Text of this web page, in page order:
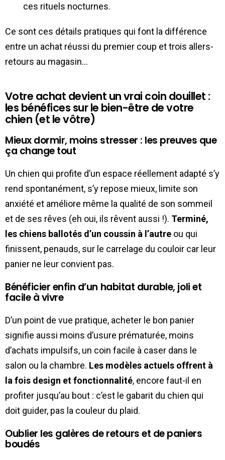
ces rituels nocturnes.
Ce sont ces détails pratiques qui font la différence
entre un achat réussi du premier coup et trois allers-
retours au magasin…
Votre achat devient un vrai coin douillet :
les bénéfices sur le bien-être de votre
chien (et le vôtre)
Mieux dormir, moins stresser : les preuves que
ça change tout
Un chien qui profite d’un espace réellement adapté s’y
rend spontanément, s’y repose mieux, limite son
anxiété et améliore même la qualité de son sommeil
et de ses rêves (eh oui, ils rêvent aussi !). Terminé,
les chiens ballotés d’un coussin à l’autre ou qui
finissent, penauds, sur le carrelage du couloir car leur
panier ne leur convient pas.
Bénéficier enfin d’un habitat durable, joli et
facile à vivre
D’un point de vue pratique, acheter le bon panier
signifie aussi moins d’usure prématurée, moins
d’achats impulsifs, un coin facile à caser dans le
salon ou la chambre. Les modèles actuels offrent à
la fois design et fonctionnalité, encore faut-il en
profiter jusqu’au bout : c’est le gabarit du chien qui
doit guider, pas la couleur du plaid.
Oublier les galères de retours et de paniers
boudés